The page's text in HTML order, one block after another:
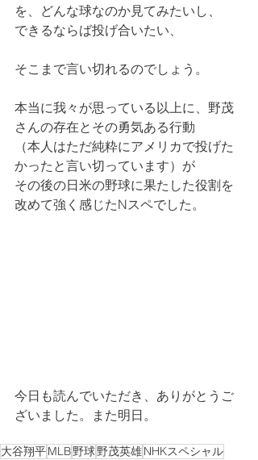
を、どんな球なのか見てみたいし、
できるならば投げ合いたい、
そこまで言い切れるのでしょう。
本当に我々が思っている以上に、野茂
さんの存在とその勇気ある行動
（本人はただ純粋にアメリカで投げた
かったと言い切っています）が
その後の日米の野球に果たした役割を
改めて強く感じたNスペでした。
今日も読んでいただき、ありがとうご
ざいました。また明日。
大谷翔平MLB野球野茂英雄NHKスペシャル